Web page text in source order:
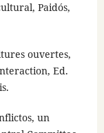
Paidós,
ouvertes,
Ed.
un